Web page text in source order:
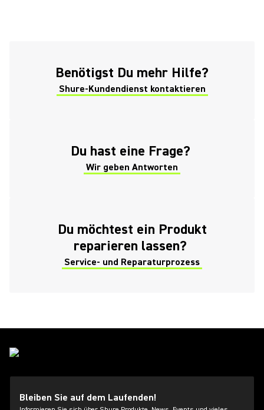
Benötigst Du mehr Hilfe?
Shure-Kundendienst kontaktieren
Du hast eine Frage?
Wir geben Antworten
(Opens in a new tab)
Du möchtest ein Produkt
reparieren lassen?
Service- und Reparaturprozess
Bleiben Sie auf dem Laufenden!